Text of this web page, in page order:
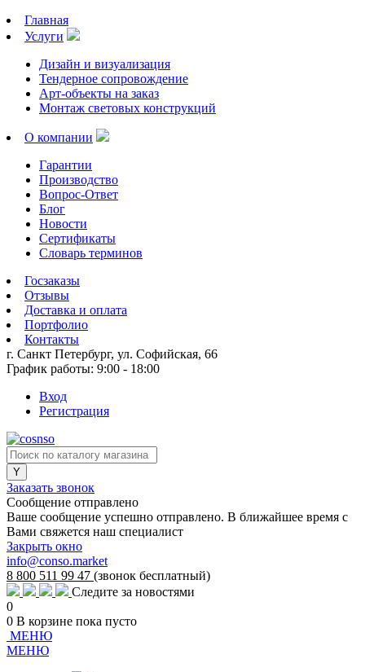
Главная
Услуги
Дизайн и визуализация
Тендерное сопровождение
Арт-объекты на заказ
Монтаж световых конструкций
О компании
Гарантии
Производство
Вопрос-Ответ
Блог
Новости
Сертификаты
Словарь терминов
Госзаказы
Отзывы
Доставка и оплата
Портфолио
Контакты
г. Санкт Петербург, ул. Софийская, 66
График работы: 9:00 - 18:00
Вход
Регистрация
Заказать звонок
Сообщение отправлено
Ваше сообщение успешно отправлено. В ближайшее время с
Вами свяжется наш специалист
Закрыть окно
info@conso.market
8 800 511 99 47 (звонок бесплатный)
Следите за новостями
0
0 В корзине пока пусто
МЕНЮ
МЕНЮ